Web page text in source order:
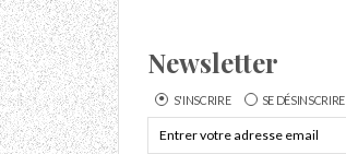
Newsletter
S'INSCRIRE SE DÉSINSCRIRE